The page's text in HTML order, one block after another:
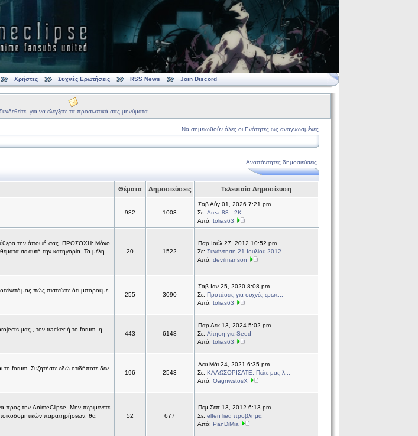
Χρήστες Συχνές Ερωτήσεις RSS News Join Discord
για να ελέγξετε τα προσωπικά σας μηνύματα
Να σημειωθούν όλες οι Ενότητες ως αναγνωσμένες
Αναπάντητες δημοσιεύσεις
Θέματα Δημοσιεύσεις Τελευταία Δημοσίευση
982 1003
Σαβ Αύγ 01, 2026 7:21 pm
Σε: Area 88 - 2K
Από: tolias63
την άποψή σας. ΠΡΟΣΟΧΗ: Μόνο
σε αυτή την κατηγορία. Τα μέλη
20 1522
Παρ Ιούλ 27, 2012 10:52 pm
Σε: Συνάντηση 21 Ιουλίου 2012...
Από: devilmanson
μας πώς πιστεύετε ότι μπορούμε
255 3090
Σαβ Ιαν 25, 2020 8:08 pm
Σε: Προτάσεις για συχνές ερωτ...
Από: tolias63
μας , τον tracker ή το forum, η
443 6148
Παρ Δεκ 13, 2024 5:02 pm
Σε: Αίτηση για Seed
Από: tolias63
το forum. Συζητήστε εδώ οτιδήποτε δεν
196 2543
Δευ Μάι 24, 2021 6:35 pm
Σε: ΚΑΛΩΣΟΡΙΣΑΤΕ, Πείτε μας λ...
Από: OagnwstosX
την AnimeClipse. Μην περιμένετε
παρατηρήσεων, θα
52 677
Πεμ Σεπ 13, 2012 6:13 pm
Σε: elfen lied προβλημα
Από: PanDiMia